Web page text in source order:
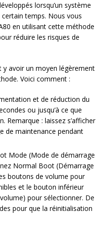
lorsqu’un système
temps. Nous vous
en utilisant cette méthode
réduire les risques de
y avoir un moyen légèrement
Voici comment :
et de réduction du
ou jusqu’à ce que
Remarque : laissez s’afficher
de maintenance pendant
Mode (Mode de démarrage
Normal Boot (Démarrage
boutons de volume pour
et le bouton inférieur
pour sélectionner. De
pour que la réinitialisation